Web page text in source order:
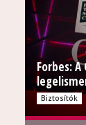
Forbes:
Biztosítók